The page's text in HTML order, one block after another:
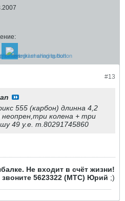
#13
555 (карбон) длинна 4,2
колена + три
49 у.е. т.80291745860
Не входит в счёт жизни!
звоните 5623322 (МТС) Юрий ;)